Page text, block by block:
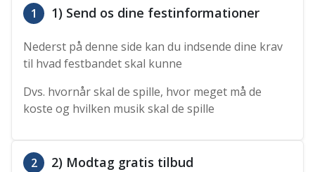
1 1) Send os dine festinformationer
Nederst på denne side kan du indsende dine krav
til hvad festbandet skal kunne
Dvs. hvornår skal de spille, hvor meget må de
koste og hvilken musik skal de spille
2 2) Modtag gratis tilbud